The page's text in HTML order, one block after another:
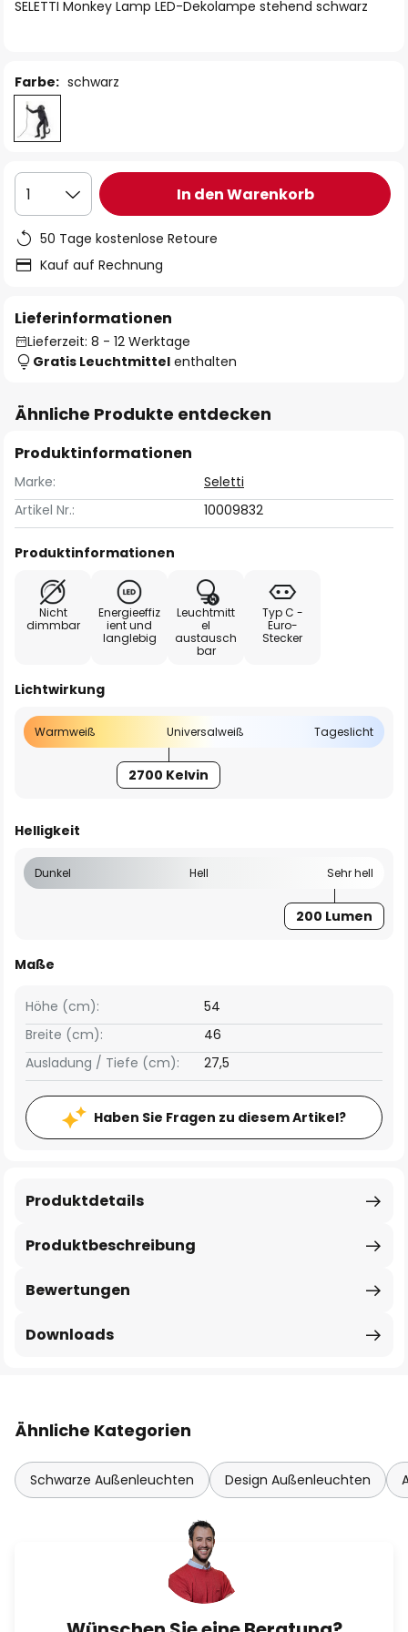
SELETTI Monkey Lamp LED-Dekolampe stehend schwarz
Farbe: schwarz
1 In den Warenkorb
50 Tage kostenlose Retoure
Kauf auf Rechnung
Lieferinformationen
Lieferzeit: 8 - 12 Werktage
Gratis Leuchtmittel enthalten
Ähnliche Produkte entdecken
Produktinformationen
Marke:
Seletti
Artikel Nr.:
10009832
Produktinformationen
Nicht
dimmbar
Energieeffiz
ient und
langlebig
Leuchtmitt
el
austausch
bar
Typ C -
Euro-
Stecker
Lichtwirkung
Warmweiß Universalweiß Tageslicht
2700 Kelvin
Helligkeit
Dunkel Hell Sehr hell
200 Lumen
Maße
Breite (cm): 46
Höhe (cm): 54
Ausladung / Tiefe (cm): 27,5
Haben Sie Fragen zu diesem Artikel?
Produktbeschreibung
Produktdetails
Bewertungen
Downloads
Ähnliche Kategorien
Schwarze Außenleuchten Design Außenleuchten